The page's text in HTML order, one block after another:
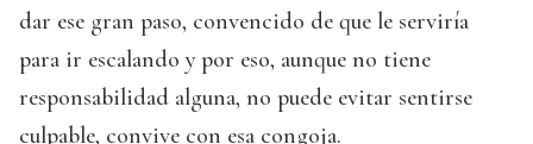
dar ese gran paso, convencido de que le serviría
para ir escalando y por eso, aunque no tiene
responsabilidad alguna, no puede evitar sentirse
culpable, convive con esa congoja.